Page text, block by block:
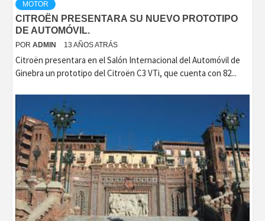
MOTOR
CITROËN PRESENTARA SU NUEVO PROTOTIPO
DE AUTOMÓVIL.
POR ADMIN 13 AÑOS ATRÁS
Citroën presentara en el Salón Internacional del Automóvil de
Ginebra un prototipo del Citroën C3 VTi, que cuenta con 82...